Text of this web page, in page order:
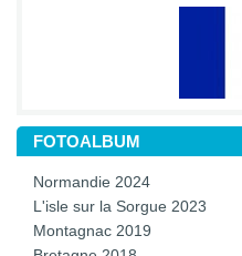
FOTOALBUM
Normandie 2024
L'isle sur la Sorgue 2023
Montagnac 2019